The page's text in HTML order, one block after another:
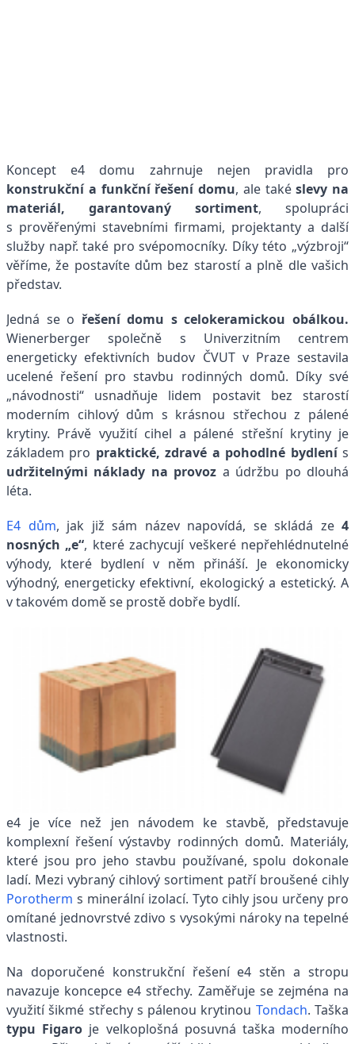
Koncept e4 domu zahrnuje nejen pravidla pro
konstrukční a funkční řešení domu, ale takéslevy na
materiál, garantovaný sortiment, spolupráci
s prověřenými stavebními firmami, projektanty a další
služby např. také pro svépomocníky. Díky této „výzbroji“
věříme, že postavíte dům bez starostí a plně dle vašich
představ.
Jedná se o řešení domu s celokeramickou obálkou.
Wienerberger společně s Univerzitním centrem
energeticky efektivních budov ČVUT v Praze sestavila
ucelené řešení pro stavbu rodinných domů. Díky své
„návodnosti“ usnadňuje lidem postavit bez starostí
moderním cihlový dům s krásnou střechou z pálené
krytiny. Právě využití cihel a pálené střešní krytiny je
základem pro praktické, zdravé a pohodlné bydlenís
udržitelnými náklady na provoz a údržbu po dlouhá
léta.
E4 dům, jak již sám název napovídá, se skládá ze 4
nosných „e“, které zachycují veškeré nepřehlédnutelné
výhody, které bydlení v něm přináší. Je ekonomicky
výhodný, energeticky efektivní, ekologický a estetický. A
v takovém domě se prostě dobře bydlí.
e4 je více než jen návodem ke stavbě, představuje
komplexní řešení výstavby rodinných domů. Materiály,
které jsou pro jeho stavbu používané, spolu dokonale
ladí. Mezi vybraný cihlový sortiment patří broušené cihly
Porotherm s minerální izolací. Tyto cihly jsou určeny pro
omítané jednovrstvé zdivo s vysokými nároky na tepelné
vlastnosti.
Na doporučené konstrukční řešení e4 stěn a stropu
navazuje koncepce e4 střechy. Zaměřuje se zejména na
využití šikmé střechy s pálenou krytinou Tondach. Taška
typu Figaro je velkoplošná posuvná taška moderního